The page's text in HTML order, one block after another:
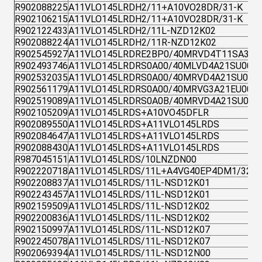
R902088225A11VLO145LRDH2/11+A10VO28DR/31-K
R902106215A11VLO145LRDH2/11+A10VO28DR/31-K
R902122433A11VLO145LRDH2/11L-NZD12K02
R902088224A11VLO145LRDH2/11R-NZD12K02
R902545927A11VLO145LRDRE2BP0/
R902493746A11VLO145LRDRS0A00/
R902532035A11VLO145LRDRS0A00/
R902561179A11VLO145LRDRS0A00/
R902519089A11VLO145LRDRS0A0B/
R902105209A11VLO145LRDS+A10VO45DFLR
R902089550A11VLO145LRDS+A11VLO145LRDS
R902084647A11VLO145LRDS+A11VLO145LRDS
R902088430A11VLO145LRDS+A11VLO145LRDS
R987045151 A11VLO145LRDS/10LNZDN00
R902220718A11VLO145LRDS/11L+A4VG40EP4DM1/32L
R902208837A11VLO145LRDS/11L-NSD12K01
R902243457A11VLO145LRDS/11L-NSD12K01
R902159509A11VLO145LRDS/11L-NSD12K02
R902200836A11VLO145LRDS/11L-NSD12K02
R902150997A11VLO145LRDS/11L-NSD12K07
R902245078A11VLO145LRDS/11L-NSD12K07
R902069394A11VLO145LRDS/11L-NSD12N00